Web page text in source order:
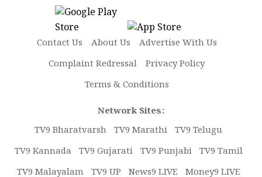
Contact Us About Us
Advertise With Us
Complaint Redressal
Privacy Policy
Terms & Conditions
Network Sites:
TV9 Bharatvarsh TV9 Marathi TV9 Telugu
TV9 Kannada TV9 Gujarati TV9 Punjabi TV9 Tamil
TV9 Malayalam TV9 UP News9 LIVE Money9 LIVE